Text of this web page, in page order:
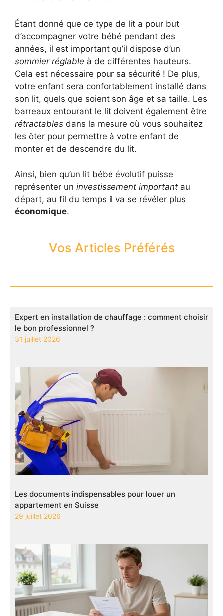
Étant donné que ce type de lit a pour but
d’accompagner votre bébé pendant des
années, il est important qu’il dispose d’un
sommier réglable à de différentes hauteurs.
Cela est nécessaire pour sa sécurité ! De plus,
votre enfant sera confortablement installé dans
son lit, quels que soient son âge et sa taille. Les
barreaux entourant le lit doivent également être
rétractables dans la mesure où vous souhaitez
les ôter pour permettre à votre enfant de
monter et de descendre du lit.
Ainsi, bien qu’un lit bébé évolutif puisse
représenter un investissement important au
départ, au fil du temps il va se révéler plus
économique.
Vos Articles Préférés
Expert en installation de chauffage : comment choisir
le bon professionnel ?
31 juillet 2026
Les documents indispensables pour louer un
appartement en Suisse
29 juillet 2026